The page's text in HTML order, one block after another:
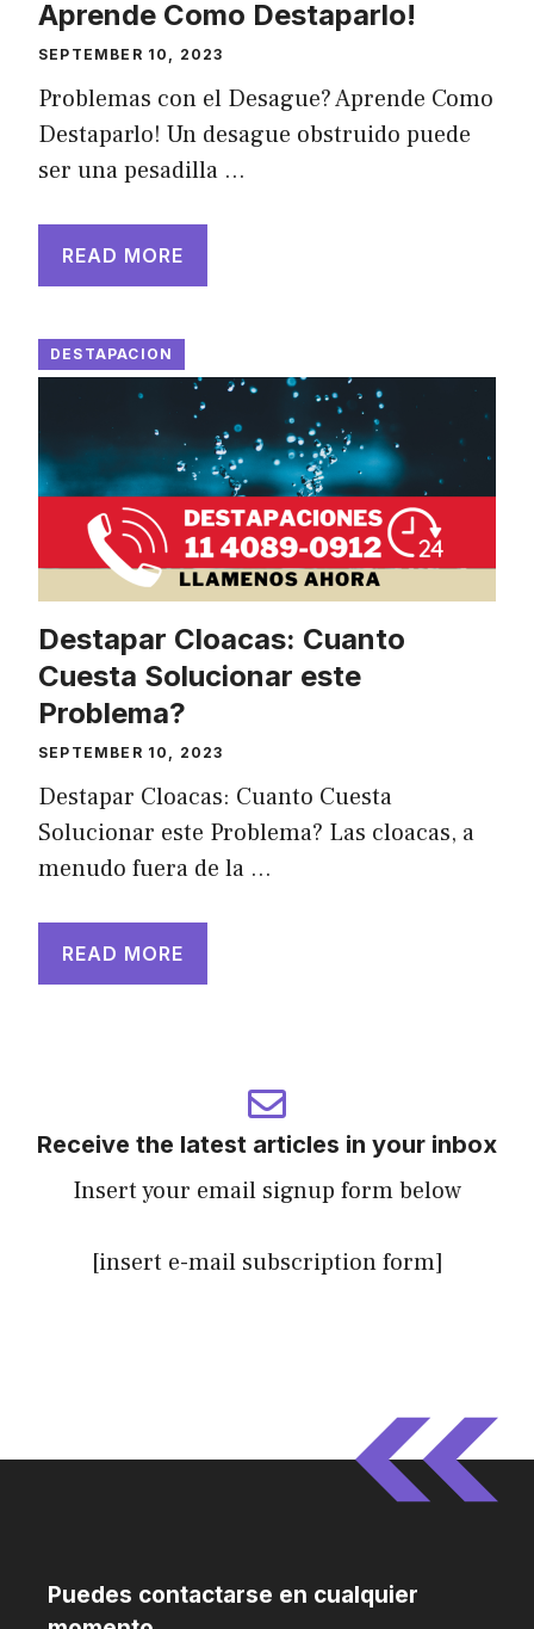
Aprende Como Destaparlo!
SEPTEMBER 10, 2023
Problemas con el Desague? Aprende Como
Destaparlo! Un desague obstruido puede
ser una pesadilla …
READ MORE
DESTAPACION
Destapar Cloacas: Cuanto
Cuesta Solucionar este
Problema?
SEPTEMBER 10, 2023
Destapar Cloacas: Cuanto Cuesta
Solucionar este Problema? Las cloacas, a
menudo fuera de la …
READ MORE
Receive the latest articles in your inbox
Insert your email signup form below
[insert e-mail subscription form]
Puedes contactarse en cualquier